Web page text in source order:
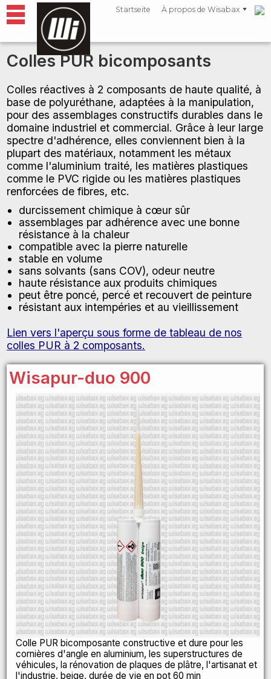
Startseite À propos de Wisabax
Colles PUR bicomposants
Colles réactives à 2 composants de haute qualité, à
base de polyuréthane, adaptées à la manipulation,
pour des assemblages constructifs durables dans le
domaine industriel et commercial. Grâce à leur large
spectre d'adhérence, elles conviennent bien à la
plupart des matériaux, notamment les métaux
comme l'aluminium traité, les matières plastiques
comme le PVC rigide ou les matières plastiques
renforcées de fibres, etc.
durcissement chimique à cœur sûr
assemblages par adhérence avec une bonne
résistance à la chaleur
compatible avec la pierre naturelle
stable en volume
sans solvants (sans COV), odeur neutre
haute résistance aux produits chimiques
peut être poncé, percé et recouvert de peinture
résistant aux intempéries et au vieillissement
Lien vers l'aperçu sous forme de tableau de nos
colles PUR à 2 composants.
Wisapur-duo 900
Colle PUR bicomposante constructive et dure pour les
cornières d'angle en aluminium, les superstructures de
véhicules, la rénovation de plaques de plâtre, l'artisanat et
l'industrie, beige, durée de vie en pot 60 min